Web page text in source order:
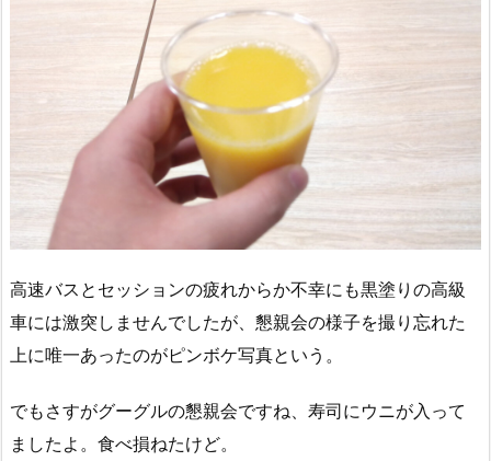
高速バスとセッションの疲れからか不幸にも黒塗りの高級
車には激突しませんでしたが、懇親会の様子を撮り忘れた
上に唯一あったのがピンボケ写真という。
でもさすがグーグルの懇親会ですね、寿司にウニが入って
ましたよ。食べ損ねたけど。